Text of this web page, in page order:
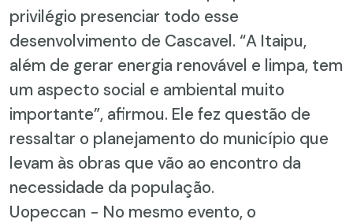
privilégio presenciar todo esse
desenvolvimento de Cascavel. “A Itaipu,
além de gerar energia renovável e limpa, tem
um aspecto social e ambiental muito
importante”, afirmou. Ele fez questão de
ressaltar o planejamento do município que
levam às obras que vão ao encontro da
necessidade da população.
Uopeccan - No mesmo evento, o